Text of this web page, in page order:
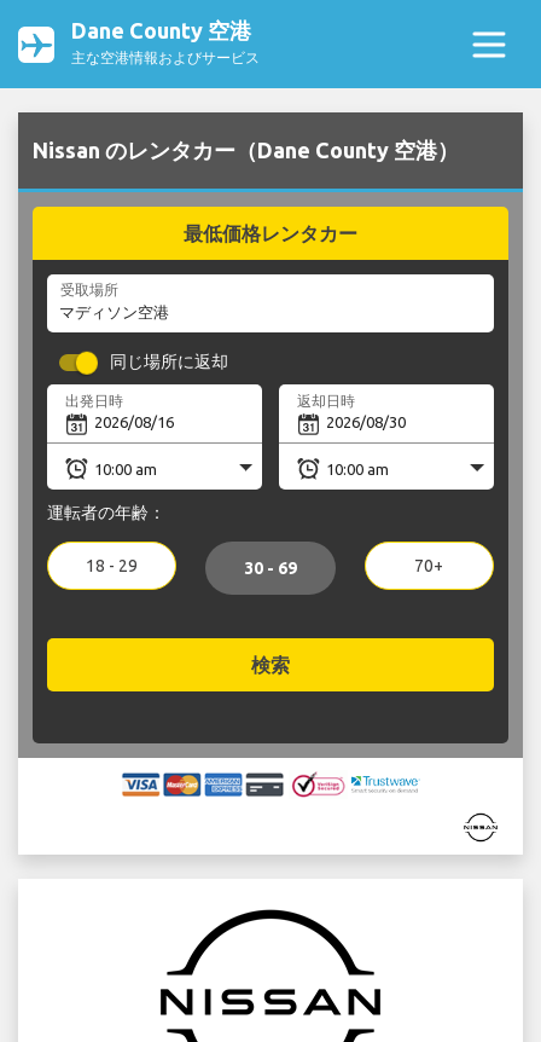
Dane County 空港
主な空港情報およびサービス
Nissan のレンタカー（Dane County 空港）
最低価格レンタカー
受取場所
同じ場所に返却
出発日時 返却日時
運転者の年齢：
18 - 29 30 - 69 70+
検索